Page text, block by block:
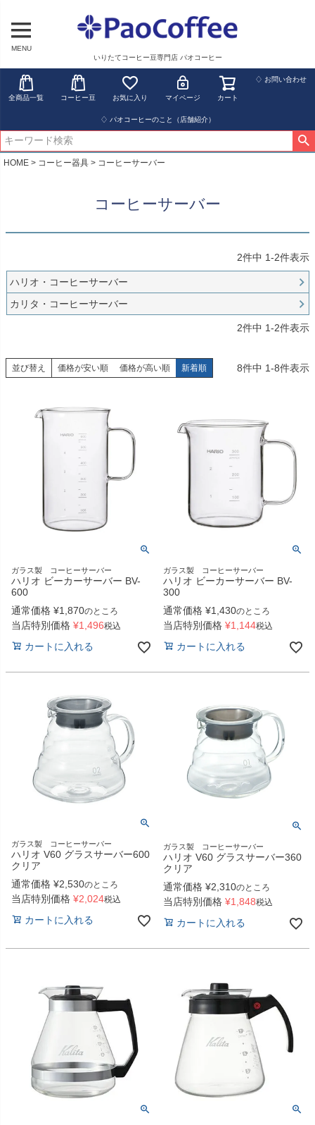
MENU
いりたてコーヒー豆専門店 パオコーヒー
全商品一覧 コーヒー豆 お気に入り マイページ カート
♢ お問い合わせ
♢ パオコーヒーのこと（店舗紹介）
HOME コーヒー器具 コーヒーサーバー
コーヒーサーバー
2件中 1-2件表示
ハリオ・コーヒーサーバー
カリタ・コーヒーサーバー
2件中 1-2件表示
並び替え 価格が安い順 価格が高い順 新着順 8件中 1-8件表示
ガラス製 コーヒーサーバー
ハリオ ビーカーサーバー BV-
600
通常価格 ¥1,870のところ
当店特別価格 ¥1,496税込
カートに入れる
ガラス製 コーヒーサーバー
ハリオ ビーカーサーバー BV-
300
通常価格 ¥1,430のところ
当店特別価格 ¥1,144税込
カートに入れる
ガラス製 コーヒーサーバー
ハリオ V60 グラスサーバー600
クリア
通常価格 ¥2,530のところ
当店特別価格 ¥2,024税込
カートに入れる
ガラス製 コーヒーサーバー
ハリオ V60 グラスサーバー360
クリア
通常価格 ¥2,310のところ
当店特別価格 ¥1,848税込
カートに入れる